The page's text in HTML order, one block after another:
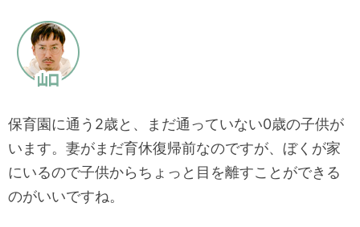
保育園に通う2歳と、まだ通っていない0歳の子供が
います。妻がまだ育休復帰前なのですが、ぼくが家
にいるので子供からちょっと目を離すことができる
のがいいですね。